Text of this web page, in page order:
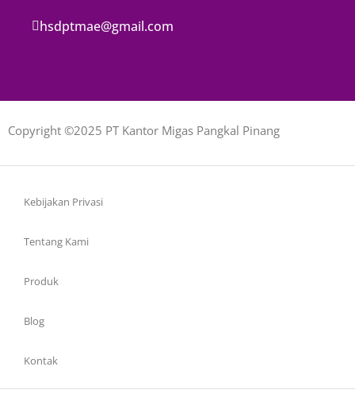
hsdptmae@gmail.com
Copyright ©2025 PT Kantor Migas Pangkal Pinang
Kebijakan Privasi
Tentang Kami
Produk
Blog
Kontak